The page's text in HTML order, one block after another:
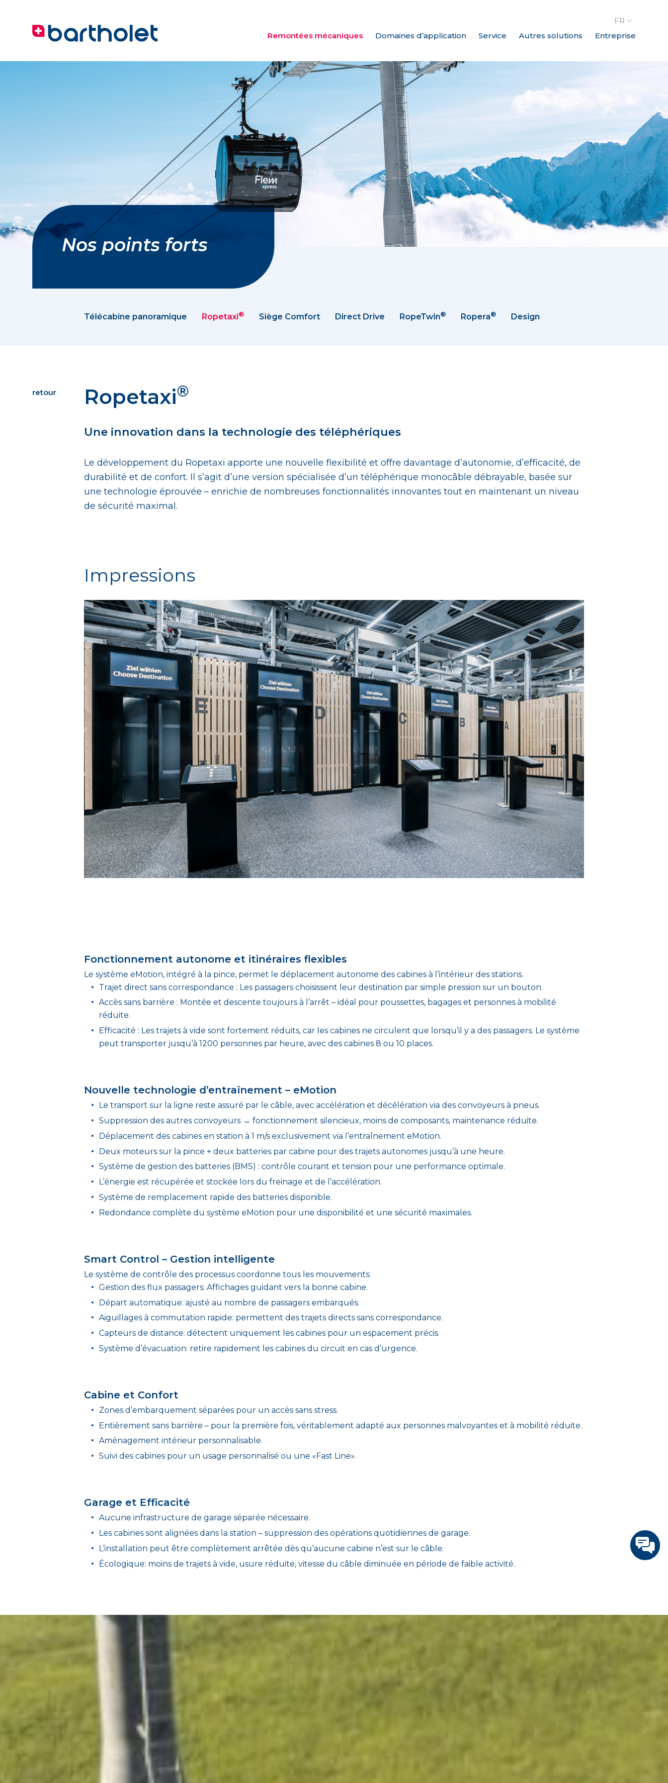
Remontées mécaniques Domaines d’application Service Autres solutions Entreprise
FR
Nos points forts
Télécabine panoramique Ropetaxi® Siège Comfort Direct Drive RopeTwin® Ropera® Design
Ropetaxi®
Une innovation dans la technologie des téléphériques
Le développement du Ropetaxi apporte une nouvelle flexibilité et offre davantage d’autonomie, d’efficacité, de
durabilité et de confort. Il s’agit d’une version spécialisée d’un téléphérique monocâble débrayable, basée sur
une technologie éprouvée – enrichie de nombreuses fonctionnalités innovantes tout en maintenant un niveau
de sécurité maximal.
retour
Impressions
Fonctionnement autonome et itinéraires flexibles
Le système eMotion, intégré à la pince, permet le déplacement autonome des cabines à l’intérieur des stations.
Trajet direct sans correspondance : Les passagers choisissent leur destination par simple pression sur un bouton.
Accès sans barrière : Montée et descente toujours à l’arrêt – idéal pour poussettes, bagages et personnes à mobilité
réduite.
Efficacité : Les trajets à vide sont fortement réduits, car les cabines ne circulent que lorsqu’il y a des passagers. Le système
peut transporter jusqu’à 1200 personnes par heure, avec des cabines 8 ou 10 places.
Nouvelle technologie d’entraînement – eMotion
Le transport sur la ligne reste assuré par le câble, avec accélération et décélération via des convoyeurs à pneus.
Suppression des autres convoyeurs → fonctionnement silencieux, moins de composants, maintenance réduite.
Déplacement des cabines en station à 1 m/s exclusivement via l’entraînement eMotion.
Deux moteurs sur la pince + deux batteries par cabine pour des trajets autonomes jusqu’à une heure.
Système de gestion des batteries (BMS) : contrôle courant et tension pour une performance optimale.
L’énergie est récupérée et stockée lors du freinage et de l’accélération.
Système de remplacement rapide des batteries disponible.
Redondance complète du système eMotion pour une disponibilité et une sécurité maximales.
Smart Control – Gestion intelligente
Le système de contrôle des processus coordonne tous les mouvements:
Gestion des flux passagers: Affichages guidant vers la bonne cabine.
Départ automatique: ajusté au nombre de passagers embarqués.
Aiguillages à commutation rapide: permettent des trajets directs sans correspondance.
Capteurs de distance: détectent uniquement les cabines pour un espacement précis.
Système d’évacuation: retire rapidement les cabines du circuit en cas d’urgence.
Cabine et Confort
Zones d’embarquement séparées pour un accès sans stress.
Entièrement sans barrière – pour la première fois, véritablement adapté aux personnes malvoyantes et à mobilité réduite.
Aménagement intérieur personnalisable.
Suivi des cabines pour un usage personnalisé ou une «Fast Line».
Garage et Efficacité
Aucune infrastructure de garage séparée nécessaire.
Les cabines sont alignées dans la station – suppression des opérations quotidiennes de garage.
L’installation peut être complètement arrêtée dès qu’aucune cabine n’est sur le câble.
Écologique: moins de trajets à vide, usure réduite, vitesse du câble diminuée en période de faible activité.